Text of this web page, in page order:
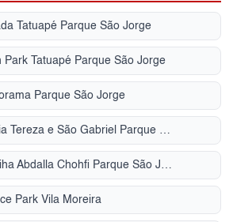
Tatuapé Parque São Jorge
Park Tatuapé Parque São Jorge
Parque São Jorge
Condomínio Maria Tereza e São Gabriel Parque São Jorge
Condomínio Nabiha Abdalla Chohfi Parque São Jorge
Park Vila Moreira